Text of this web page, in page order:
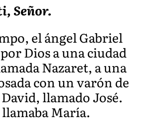
Señor.
el ángel Gabriel
Dios a una ciudad
Nazaret, a una
con un varón de
llamado José.
María.